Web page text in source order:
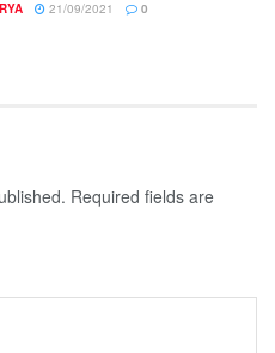
21/09/2021 0
Required fields are